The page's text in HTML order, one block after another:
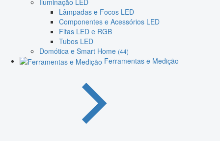
Lâmpadas e Focos LED
Componentes e Acessórios LED
Fitas LED e RGB
Tubos LED
Domótica e Smart Home (44)
Ferramentas e Medição